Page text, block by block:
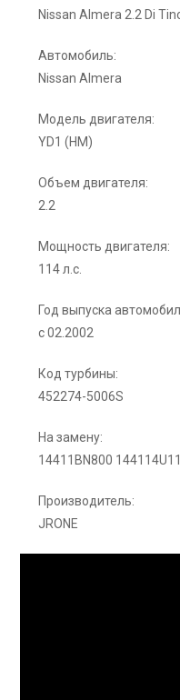
Nissan Almera 2.2 Di
Автомобиль:
Nissan Almera
Модель двигателя:
YD1 (HM)
Объем двигателя:
2.2
Мощность двигателя:
114 л.с.
Год выпуска
с 02.2002
Код турбины:
452274-5006S
На замену:
14411BN800
Производитель:
JRONE